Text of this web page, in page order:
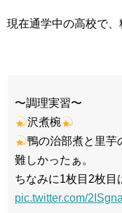
現在通学中の高校で、
〜調理実習〜
沢煮椀
鴨の治部煮と里芋
難しかったぁ。
ちなみに1枚目2枚目
pic.twitter.com/